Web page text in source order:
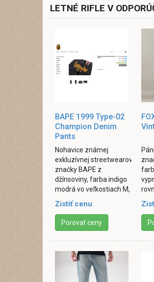
LETNÉ RIFLE V
BAPE 1999 Type-02
Champion Denim
Pants
Nohavice známej
exkluzívnej streetwearovej
značky BAPE z
džínsoviny, farba indigo
modrá vo veľkostiach M,
L, XL. V zadnej časti je
žltý nápis Bathing Ape -
Ape shall never ...
Zistiť cenu
Porovať ceny